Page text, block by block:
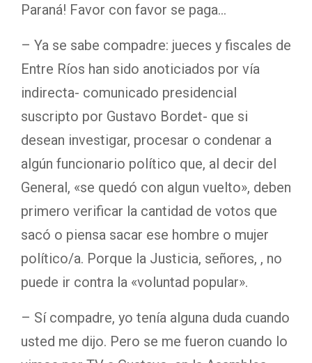
Paraná! Favor con favor se paga…
– Ya se sabe compadre: jueces y fiscales de
Entre Ríos han sido anoticiados por vía
indirecta- comunicado presidencial
suscripto por Gustavo Bordet- que si
desean investigar, procesar o condenar a
algún funcionario político que, al decir del
General, «se quedó con algun vuelto», deben
primero verificar la cantidad de votos que
sacó o piensa sacar ese hombre o mujer
político/a. Porque la Justicia, señores, , no
puede ir contra la «voluntad popular».
– Sí compadre, yo tenía alguna duda cuando
usted me dijo. Pero se me fueron cuando lo